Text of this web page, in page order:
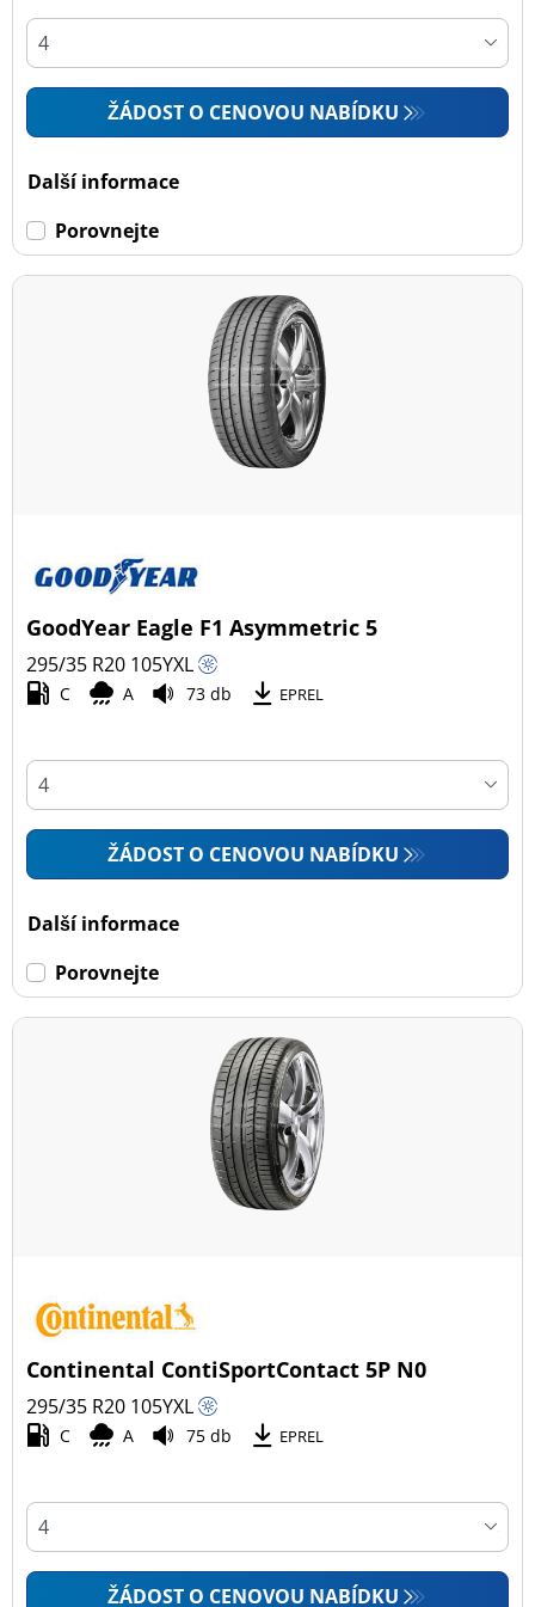
ŽÁDOST O CENOVOU NABÍDKU
Další informace
Porovnejte
GoodYear Eagle F1 Asymmetric 5
295/35 R20 105YXL
C A 73 db EPREL
ŽÁDOST O CENOVOU NABÍDKU
Další informace
Porovnejte
Continental ContiSportContact 5P N0
295/35 R20 105YXL
C A 75 db EPREL
ŽÁDOST O CENOVOU NABÍDKU